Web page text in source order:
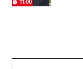
11:00